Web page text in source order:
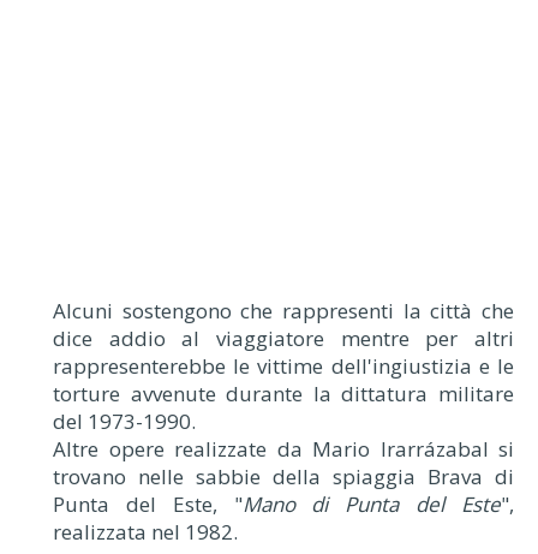
Alcuni sostengono che rappresenti la città che
dice addio al viaggiatore mentre per altri
rappresenterebbe le vittime dell'ingiustizia e le
torture avvenute durante la dittatura militare
del 1973-1990.
Altre opere realizzate da Mario Irarrázabal si
trovano nelle sabbie della spiaggia Brava di
Punta del Este, "Mano di Punta del Este",
realizzata nel 1982.